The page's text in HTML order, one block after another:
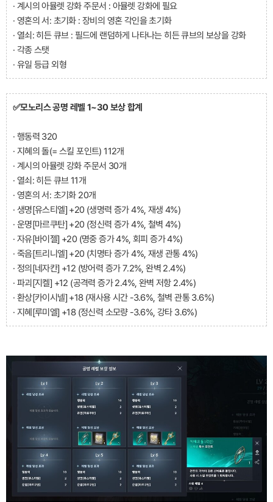
· 계시의 아뮬렛 강화 주문서 : 아뮬렛 강화에 필요
· 영혼의 서: 초기화 : 장비의 영혼 각인을 초기화
· 열쇠: 히든 큐브 : 필드에 랜덤하게 나타나는 히든 큐브의 보상을 강화
· 각종 스탯
· 유일 등급 외형
✅모노리스 공명 레벨 1~30 보상 합계
· 행동력 320
· 지혜의 돌(= 스킬 포인트) 112개
· 계시의 아뮬렛 강화 주문서 30개
· 열쇠: 히든 큐브 11개
· 영혼의 서: 초기화 20개
· 생명[유스티엘] +20 (생명력 증가 4%, 재생 4%)
· 운명[마르쿠탄] +20 (정신력 증가 4%, 철벽 4%)
· 자유[바이젤] +20 (명중 증가 4%, 회피 증가 4%)
· 죽음[트리니엘] +20 (치명타 증가 4%, 재생 관통 4%)
· 정의[네자칸] +12 (방어력 증가 7.2%, 완벽 2.4%)
· 파괴[지켈] +12 (공격력 증가 2.4%, 완벽 저항 2.4%)
· 환상[카이시넬] +18 (재사용 시간 -3.6%, 철벽 관통 3.6%)
· 지혜[루미엘] +18 (정신력 소모량 -3.6%, 강타 3.6%)